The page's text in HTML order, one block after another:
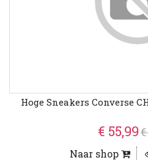
Hoge Sneakers Converse
€ 55,99
Naar shop